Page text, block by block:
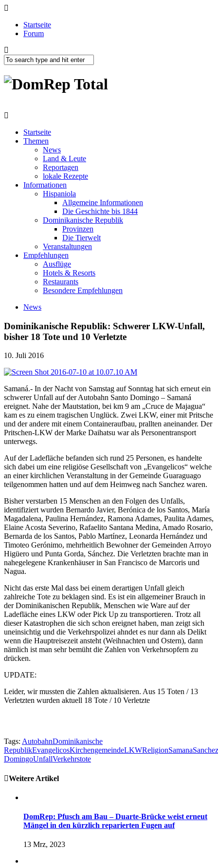
Startseite
Forum
Startseite
Themen
News
Land & Leute
Reportagen
lokale Rezepte
Informationen
Hispaniola
Allgemeine Informationen
Die Geschichte bis 1844
Dominikanische Republik
Provinzen
Die Tierwelt
Veranstaltungen
Empfehlungen
Ausflüge
Hotels & Resorts
Restaurants
Besondere Empfehlungen
News
Dominikanische Republik: Schwerer LKW-Unfall,
bisher 18 Tote und 10 Verletzte
10. Juli 2016
Samaná.- In der Nacht von Samstag auf Sonntag hat sich erneut ein
schwerer Unfall auf der Autobahn Santo Domingo – Samaná
ereignet. Nahe der Mautstation, bei km 9 am „Cruce de Majagua“
kam es zu einem tragischen Unglück. Zwei LKW, einer mit Pritsche
und der andere mit einem Containeraufbau, prallten aneinander. Der
Pritschen-LKW der Marke Daihatsu war als Personentransport
unterwegs.
Auf der Ladefläche befanden sich rund 25 Personen, es handelte
sich dabei um eine religiöse Gesellschaft von „Evangelicos“ welche
an einer kirchlichen Veranstaltung in der Gemeinde Guaraguago
teilgenommen hatten und auf dem Heimweg nach Sanchez waren.
Bisher verstarben 15 Menschen an den Folgen des Unfalls,
identifiziert wurden Bernardo Javier, Berónica de los Santos, María
Magadalena, Paulina Hernández, Ramona Adames, Paulita Adames,
Elaine Acosta Severino, Rafaelito Santana Medina, Amado Rosario,
Bernarda de los Santos, Pablo Martínez, Leonarda Hernández und
Timoteo Gerónimo, mehrheitlich Bewohner der Gemeinden Arroyo
Higüero und Punta Gorda, Sánchez. Die Verletzten brachte man in
nahegelegene Krankenhäuser in San Francisco de Marcoris und
Nagua.
Nicht das erste Mal dass bei einem derartigen Unfall gleich
zahlreiche Tote zu beklagen sind. Es ist ein allgemeiner Brauch in
der Dominikanischen Republik, Menschen wie Ware auf der
Ladefläche eines LKW oder Pick Up zu transportieren. Trotz all
dieser Katastrophen die sich schon ereignet haben, man zeigt sich
uneinsichtig und die Verkehrspolizei ahndet es nur dann als Delikt
wenn die Hauptreisezeit ansteht (Weihnachten und Ostern), dann
nämlich ist man sehr bemüht die Zahlen von Verkehrsopfern zu
drücken.
UPDATE:
Leider, wir mussten die Zahlen aktualisieren. Aus 15 Toten / 13
Verletzten wurden aktuell 18 Tote / 10 Verletzte
Tags: AutobahnDominikanische
RepublikEvangelicosKirchengemeindeLKWReligionSamanaSanchez
DomingoUnfallVerkehrstote
Weitere Artikel
DomRep: Pfusch am Bau – Duarte-Brücke weist erneut
Mängel in den kürzlich reparierten Fugen auf
13 Mrz, 2023